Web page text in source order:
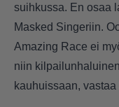
suihkussa. En osaa
Masked Singeriin.
Amazing Race ei
niin
kauhuissaan, vastaa